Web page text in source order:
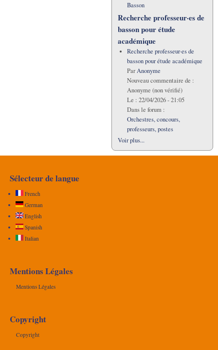
Basson
Recherche professeur·es de
basson pour étude
académique
Recherche professeur·es de
basson pour étude académique
ParAnonyme
Nouveau commentaire de :
Anonyme (non vérifié)
Le : 22/04/2026 - 21:05
Dans le forum :
Orchestres, concours,
professeurs, postes
Voir plus...
Sélecteur de langue
French
German
English
Spanish
Italian
Mentions Légales
Mentions Légales
Copyright
Copyright